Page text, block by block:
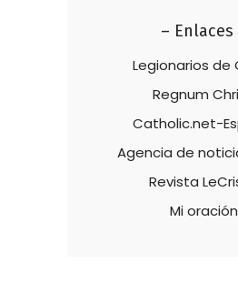
– Enlaces
Legionarios de
Regnum
Catholic.net-
Agencia de
Revista
Mi oración